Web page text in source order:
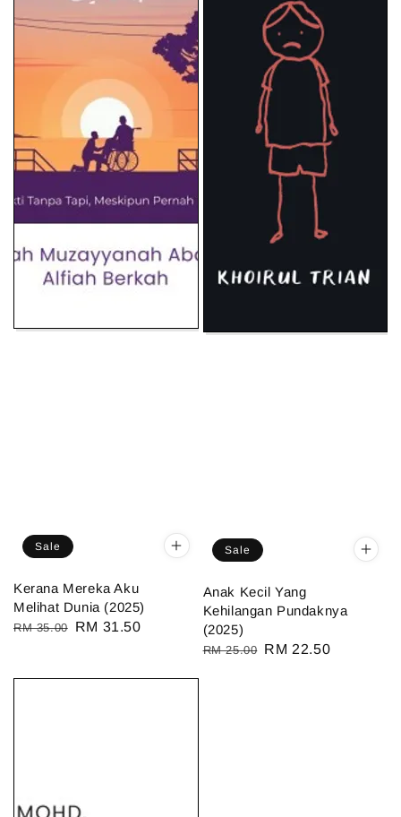
Sale
Kerana Mereka Aku
Melihat Dunia (2025)
Regular
RM 35.00
Sale
RM 31.50
Sale
Anak Kecil Yang
Kehilangan Pundaknya
(2025)
Regular
RM 25.00 Sale
RM 22.50